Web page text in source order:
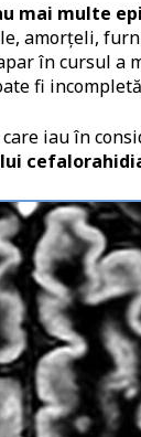
mai multe
amorțeli,
în cursul a
fi
iau în